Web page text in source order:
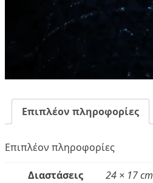
Επιπλέον πληροφορίες
Επιπλέον πληροφορίες
Διαστάσεις 24 × 17 cm